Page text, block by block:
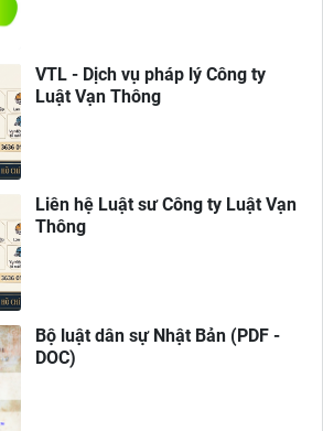
VTL - Dịch vụ pháp lý Công ty
Luật Vạn Thông
Liên hệ Luật sư Công ty Luật Vạn
Thông
Bộ luật dân sự Nhật Bản (PDF -
DOC)